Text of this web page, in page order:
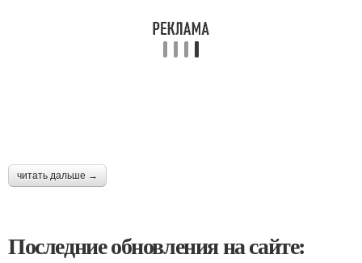
читать дальше →
Последние обновления на сайте: